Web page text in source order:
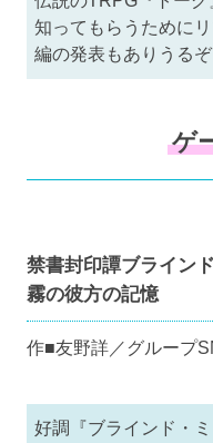
知ってもらうために
編の発表もありうるぞ
ゲ
禁書封印譚ブライン
霧の彼方の記憶
作■友野詳／グループ
好調『ブラインド・